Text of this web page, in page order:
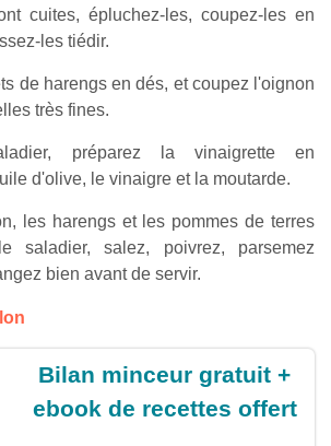
cuites, épluchez-les, coupez-les en
les tiédir.
de harengs en dés, et coupez l'oignon
très fines.
préparez la vinaigrette en
d'olive, le vinaigre et la moutarde.
les harengs et les pommes de terres
saladier, salez, poivrez, parsemez
bien avant de servir.
Bilan minceur gratuit +
ebook de recettes offert